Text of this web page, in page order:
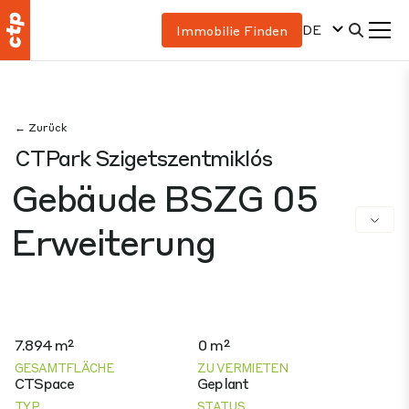
Immobilie Finden DE
← Zurück
CTPark Szigetszentmiklós
Gebäude BSZG 05
Erweiterung
7.894 m²
GESAMTFLÄCHE
0 m²
ZU VERMIETEN
CTSpace
TYP
Geplant
STATUS